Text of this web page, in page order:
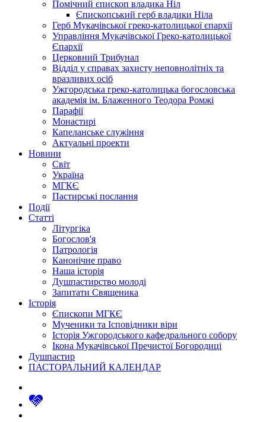
Помічний єпископ владика Ніл
Єпископський герб владики Ніла
Герб Мукачівської греко-католицької єпархії
Управління Мукачівської Греко-католицької
Єпархії
Церковний Трибунал
Відділ у справах захисту неповнолітніх та
вразливих осіб
Ужгородська греко-католицька богословська
академія ім. Блаженного Теодора Ромжі
Парафії
Монастирі
Капеланське служіння
Актуальні проекти
Новини
Світ
Україна
МГКЄ
Пастирські послання
Події
Статті
Літургіка
Богослов'я
Патрологія
Канонічне право
Наша історія
Душпастирство молоді
Запитати Священика
Історія
Єпископи МГКЄ
Мученики та Ісповідники віри
Історія Ужгородського кафедрального собору
Ікона Мукачівської Пречистої Богородиці
Душпастир
ПАСТОРАЛЬНИЙ КАЛЕНДАР